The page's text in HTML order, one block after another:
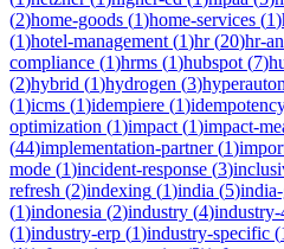
(2)home-goods (1)home-services (1)
(1)hotel-management (1)hr(20)hr-
compliance (1)hrms (1)hubspot (7)
(2)hybrid (1)hydrogen (3)
(1)icms (1)idempiere (1)
optimization (1)impact (1)impact-
(44)implementation-partner(1)
mode (1)incident-response (3)
refresh (2)indexing (1)india (5)
(1)indonesia (2)industry (4)industry-
(1)industry-erp (1)industry-specific (